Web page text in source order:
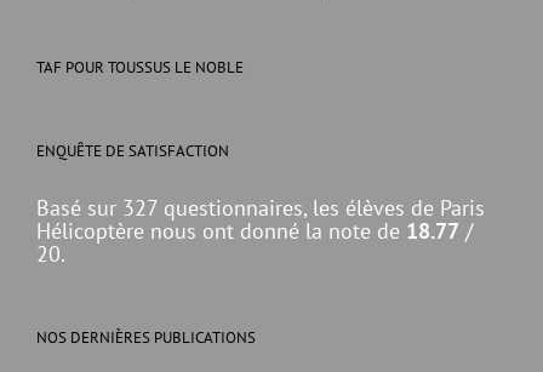
TAF POUR TOUSSUS LE NOBLE
ENQUÊTE DE SATISFACTION
Basé sur 327 questionnaires, les élèves de Paris
Hélicoptère nous ont donné la note de 18.77 /
20.
NOS DERNIÈRES PUBLICATIONS